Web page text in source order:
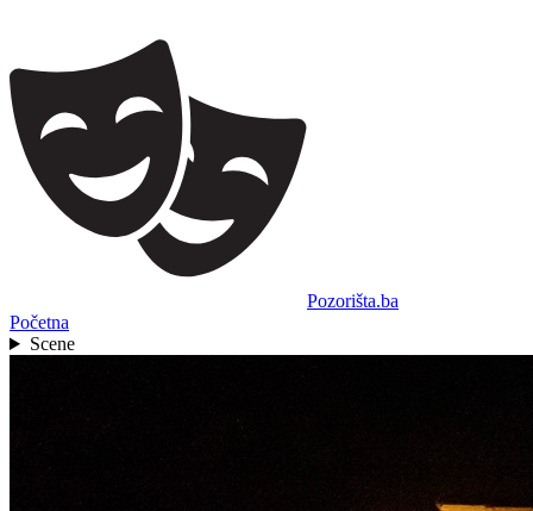
Pozorišta.ba
Početna
Scene